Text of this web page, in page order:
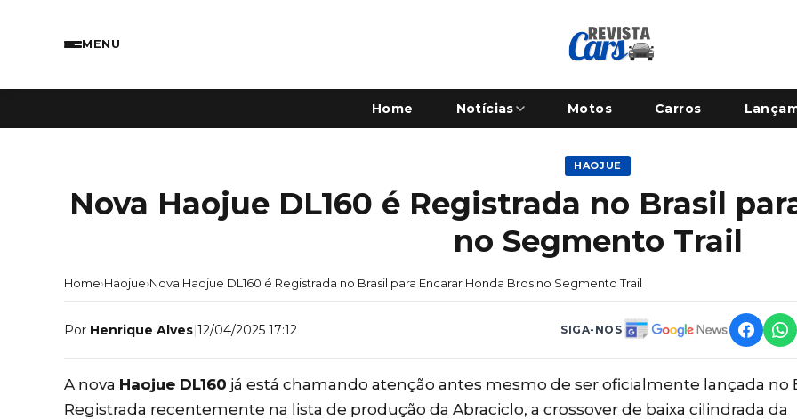
MENU
Home Notícias Motos Carros
HAOJUE
Nova Haojue DL160 é Registrada no Brasil
no Segmento Trail
Home›Haojue›Nova Haojue DL160 é Registrada no Brasil para Encarar Honda Bros no Segmento Trail
Por Henrique Alves|12/04/2025 17:12 SIGA-NOS
A nova Haojue DL160 já está chamando atenção antes mesmo de ser oficialmente lançada no
Registrada recentemente na lista de produção da Abraciclo, a crossover de baixa cilindrada da